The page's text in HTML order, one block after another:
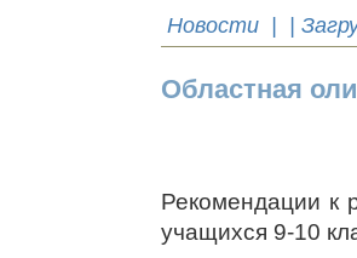
Новости | |
Областная
Рекомендации к
учащихся 9-10